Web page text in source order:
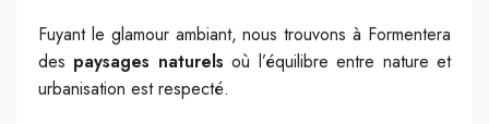
Fuyant le glamour ambiant, nous trouvons à Formentera
des paysages naturels où l’équilibre entre nature et
urbanisation est respecté.